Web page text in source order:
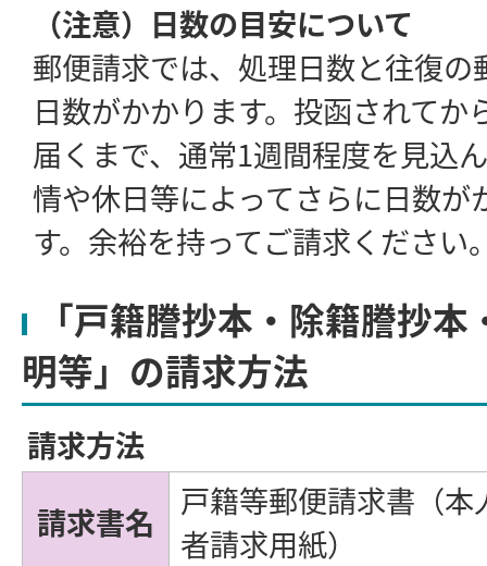
（注意）日数の目安について
郵便請求では、処理日数と往復
日数がかかります。投函されてか
届くまで、通常1週間程度を見込
情や休日等によってさらに日数が
す。余裕を持ってご請求ください
「戸籍謄抄本・除籍謄抄
明等」の請求方法
請求方法
請求書名
戸籍等郵便請求書（
者請求用紙）